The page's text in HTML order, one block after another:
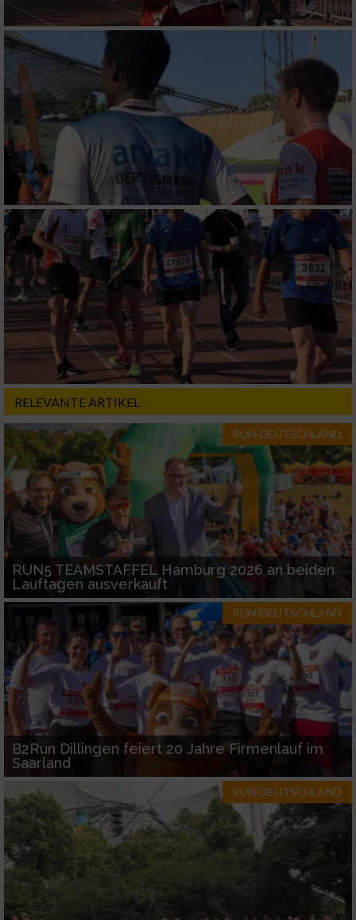
RELEVANTE ARTIKEL
RUN-DEUTSCHLAND
RUN5 TEAMSTAFFEL Hamburg 2026 an beiden
Lauftagen ausverkauft
RUN-DEUTSCHLAND
B2Run Dillingen feiert 20 Jahre Firmenlauf im
Saarland
RUN-DEUTSCHLAND